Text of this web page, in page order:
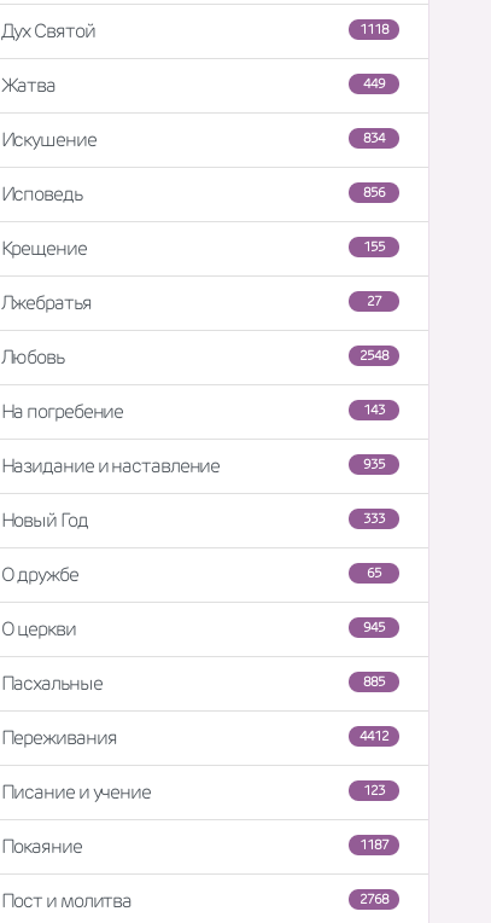
1118
Дух Святой
449
Жатва
834
Искушение
856
Исповедь
155
Крещение
27
Лжебратья
2548
Любовь
143
На погребение
935
Назидание и наставление
333
Новый Год
65
О дружбе
945
О церкви
885
Пасхальные
4412
Переживания
123
Писание и учение
1187
Покаяние
2768
Пост и молитва